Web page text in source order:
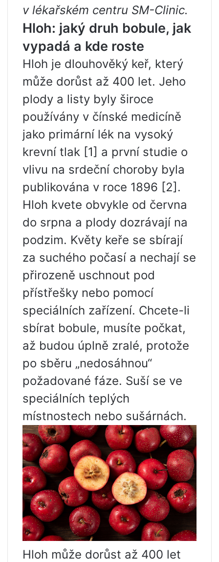
v lékařském centru SM-Clinic.
Hloh: jaký druh bobule, jak
vypadá a kde roste
Hloh je dlouhověký keř, který
může dorůst až 400 let. Jeho
plody a listy byly široce
používány v čínské medicíně
jako primární lék na vysoký
krevní tlak [1] a první studie o
vlivu na srdeční choroby byla
publikována v roce 1896 [2].
Hloh kvete obvykle od června
do srpna a plody dozrávají na
podzim. Květy keře se sbírají
za suchého počasí a nechají se
přirozeně uschnout pod
přístřešky nebo pomocí
speciálních zařízení. Chcete-li
sbírat bobule, musíte počkat,
až budou úplně zralé, protože
po sběru „nedosáhnou“
požadované fáze. Suší se ve
speciálních teplých
místnostech nebo sušárnách.
Hloh může dorůst až 400 let